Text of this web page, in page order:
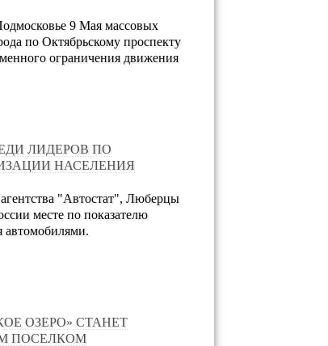
9 Мая массовых
по Октябрьскому проспекту
ограничения движения
ЛИДЕРОВ ПО
НАСЕЛЕНИЯ
"Автостат", Люберцы
месте по показателю
автомобилями.
ОЗЕРО» СТАНЕТ
ПОСЕЛКОМ